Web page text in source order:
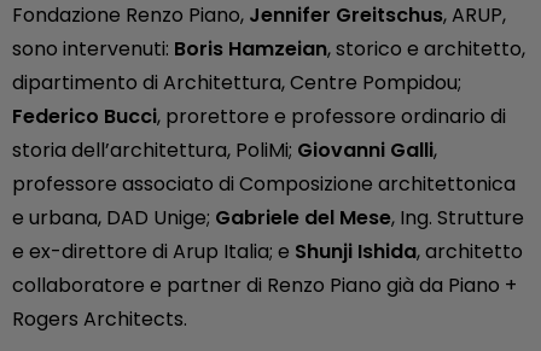
Fondazione Renzo Piano, Jennifer Greitschus, ARUP,
sono intervenuti: Boris Hamzeian, storico e architetto,
dipartimento di Architettura, Centre Pompidou;
Federico Bucci, prorettore e professore ordinario di
storia dell’architettura, PoliMi; Giovanni Galli,
professore associato di Composizione architettonica
e urbana, DAD Unige; Gabriele del Mese, Ing. Strutture
e ex-direttore di Arup Italia; e Shunji Ishida, architetto
collaboratore e partner di Renzo Piano già da Piano +
Rogers Architects.